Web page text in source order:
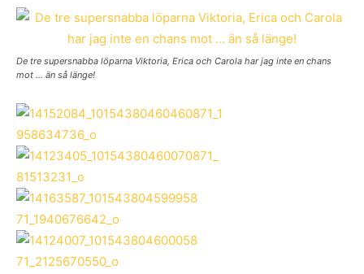
De tre supersnabba löparna Viktoria, Erica och Carola har jag inte en chans
mot … än så länge!